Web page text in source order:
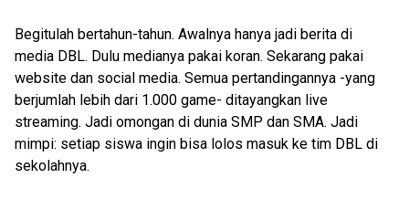
Begitulah bertahun-tahun. Awalnya hanya jadi berita di
media DBL. Dulu medianya pakai koran. Sekarang pakai
website dan social media. Semua pertandingannya -yang
berjumlah lebih dari 1.000 game- ditayangkan live
streaming. Jadi omongan di dunia SMP dan SMA. Jadi
mimpi: setiap siswa ingin bisa lolos masuk ke tim DBL di
sekolahnya.